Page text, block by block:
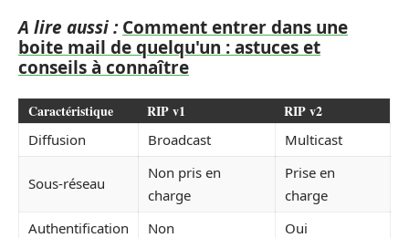
A lire aussi : Comment entrer dans une
boite mail de quelqu'un : astuces et
conseils à connaître
Caractéristique RIP v1 RIP v2
Diffusion Broadcast Multicast
Sous-réseau
Non pris en
charge
Prise en
charge
Authentification
Non Oui